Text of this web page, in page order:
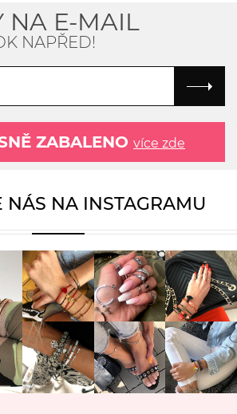
NA E-MAIL
NAPŘED!
ZABALENO více zde
NÁS NA INSTAGRAMU